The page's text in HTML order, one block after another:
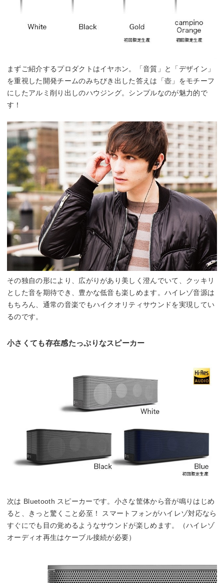
まずご紹介するプロダクトはイヤホン。「音質」と「デザイン」
を重視した開発チームのみちびき出した答えは「壺」をモチーフ
にしたアルミ削り出しのハウジング。シンプルなのが魅力的で
す！
その独自の形により、広がりがあり美しく澄んでいて、クッキリ
とした音を期待でき、豊かな低音も楽しめます。ハイレゾ音源は
もちろん、通常の音楽でもハイクオリティサウンドを実現してい
るのです。
小さくても存在感たっぷりなスピーカー
次は Bluetooth スピーカーです。小さな筐体から音が鳴りはじめ
ると、きっと驚くこと必至！ スマートフォンがハイレゾ対応なら
すぐにでも目の覚めるようなサウンドが楽しめます。（ハイレゾ
オーディオ再生はケーブル接続が必要）